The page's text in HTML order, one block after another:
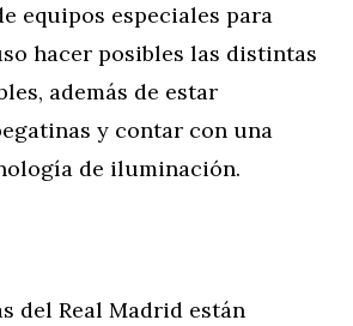
equipos especiales para
hacer posibles las distintas
además de estar
y contar con una
de iluminación.
del Real Madrid están